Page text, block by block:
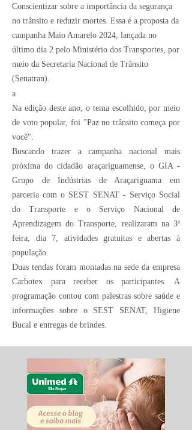
Conscientizar sobre a importância da segurança
no trânsito e reduzir mortes. Essa é a proposta da
campanha Maio Amarelo 2024, lançada no
último dia 2 pelo Ministério dos Transportes, por
meio da Secretaria Nacional de Trânsito
(Senatran).
a
Na edição deste ano, o tema escolhido, por meio
de voto popular, foi "Paz no trânsito começa por
você".
Buscando trazer a campanha nacional mais
próxima do cidadão araçariguamense, o GIA -
Grupo de Indústrias de Araçariguama em
parceria com o SEST SENAT - Serviço Social
do Transporte e o Serviço Nacional de
Aprendizagem do Transporte, realizaram na 3ª
feira, dia 7, atividades gratuitas e abertas à
população.
Duas tendas foram montadas na sede da empresa
Carbotex para receber os participantes. A
programação contou com palestras sobre saúde e
informações sobre o SEST SENAT, Higiene
Bucal e entregas de brindes.